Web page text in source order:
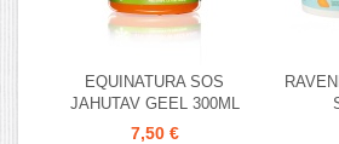
EQUINATURA SOS
JAHUTAV GEEL 300ML
7,50 €